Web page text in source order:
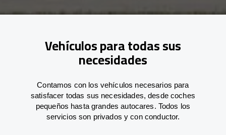
Vehículos para todas sus
necesidades
Contamos con los vehículos necesarios para
satisfacer todas sus necesidades, desde coches
pequeños hasta grandes autocares. Todos los
servicios son privados y con conductor.